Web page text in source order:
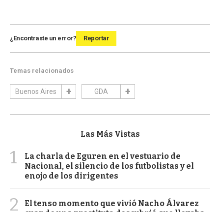
¿Encontraste un error? Reportar
Temas relacionados
Buenos Aires GDA
Las Más Vistas
1
La charla de Eguren en el vestuario de
Nacional, el silencio de los futbolistas y el
enojo de los dirigentes
2
El tenso momento que vivió Nacho Álvarez